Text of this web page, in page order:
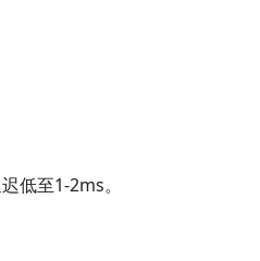
低至1-2ms。